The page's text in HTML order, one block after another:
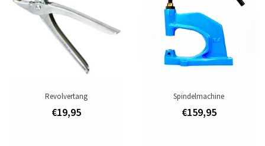
Revolvertang
€19,95
Spindelmachine
€159,95